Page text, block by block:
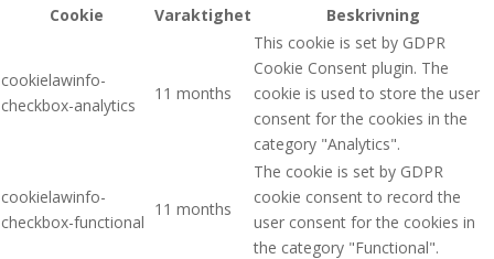
Cookie
Varaktighet Beskrivning
cookielawinfo-
checkbox-analytics
11 months
This cookie is set by GDPR
Cookie Consent plugin. The
cookie is used to store the user
consent for the cookies in the
category "Analytics".
cookielawinfo-
checkbox-functional
11 months
The cookie is set by GDPR
cookie consent to record the
user consent for the cookies in
the category "Functional".